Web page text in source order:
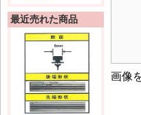
画像
最近売れた商品